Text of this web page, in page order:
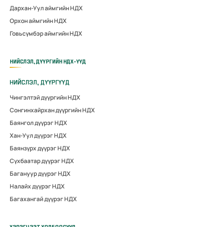
Дархан-Уул аймгийн НДХ
Орхон аймгийн НДХ
Говьсүмбэр аймгийн НДХ
НИЙСЛЭЛ, ДҮҮРГИЙН НДХ-ҮҮД
НИЙСЛЭЛ, ДҮҮРГҮҮД
Чингэлтэй дүүргийн НДХ
Сонгинхайрхан дүүргийн НДХ
Баянгол дүүрэг НДХ
Хан-Уул дүүрэг НДХ
Баянзүрх дүүрэг НДХ
Сүхбаатар дүүрэг НДХ
Багануур дүүрэг НДХ
Налайх дүүрэг НДХ
Багахангай дүүрэг НДХ